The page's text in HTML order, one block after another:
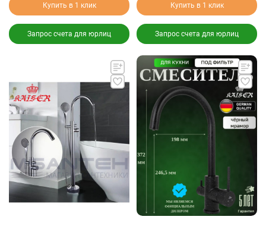
Купить в 1 клик
Запрос счета для юрлиц
Купить в 1 клик
Запрос счета для юрлиц